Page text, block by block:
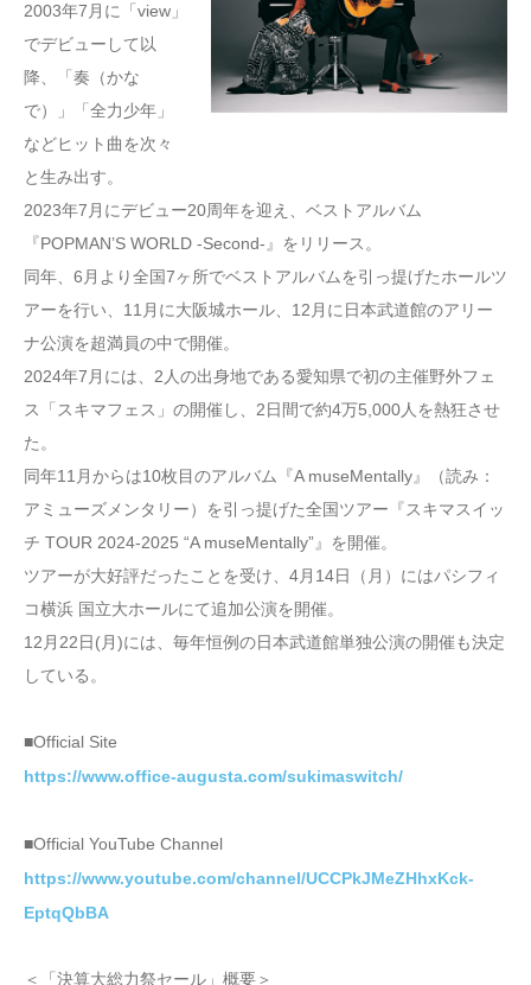
2003年7月に「view」
でデビューして以
降、「奏（かな
で）」「全力少年」
などヒット曲を次々
と生み出す。
2023年7月にデビュー20周年を迎え、ベストアルバム
『POPMAN’S WORLD -Second-』をリリース。
同年、6月より全国7ヶ所でベストアルバムを引っ提げたホールツ
アーを行い、11月に大阪城ホール、12月に日本武道館のアリー
ナ公演を超満員の中で開催。
2024年7月には、2人の出身地である愛知県で初の主催野外フェ
ス「スキマフェス」の開催し、2日間で約4万5,000人を熱狂させ
た。
同年11月からは10枚目のアルバム『A museMentally』（読み：
アミューズメンタリー）を引っ提げた全国ツアー『スキマスイッ
チ TOUR 2024-2025 “A museMentally”』を開催。
ツアーが大好評だったことを受け、4月14日（月）にはパシフィ
コ横浜 国立大ホールにて追加公演を開催。
12月22日(月)には、毎年恒例の日本武道館単独公演の開催も決定
している。
■Official Site
https://www.office-augusta.com/sukimaswitch/
■Official YouTube Channel
https://www.youtube.com/channel/UCCPkJMeZHhxKck-
EptqQbBA
＜「決算大総力祭セール」概要＞